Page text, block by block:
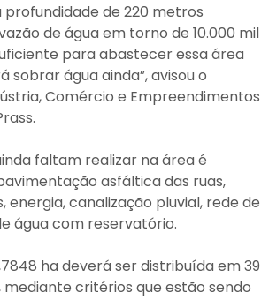
de 220 metros
de água em torno de 10.000 mil
para abastecer essa área
sobrar água ainda”, avisou o
Comércio e Empreendimentos
faltam realizar na área é
asfáltica das ruas,
energia, canalização pluvial, rede de
água com reservatório.
ha deverá ser distribuída em 39
mediante critérios que estão sendo